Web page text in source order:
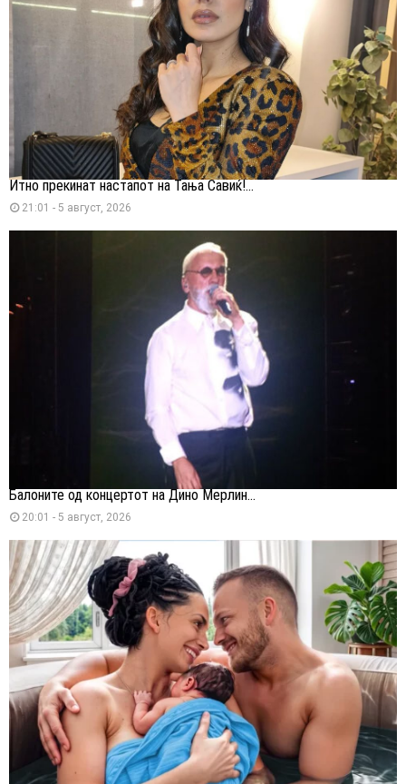
Итно прекинат настапот на Тања Савиќ!...
21:01 - 5 август, 2026
Балоните од концертот на Дино Мерлин...
20:01 - 5 август, 2026